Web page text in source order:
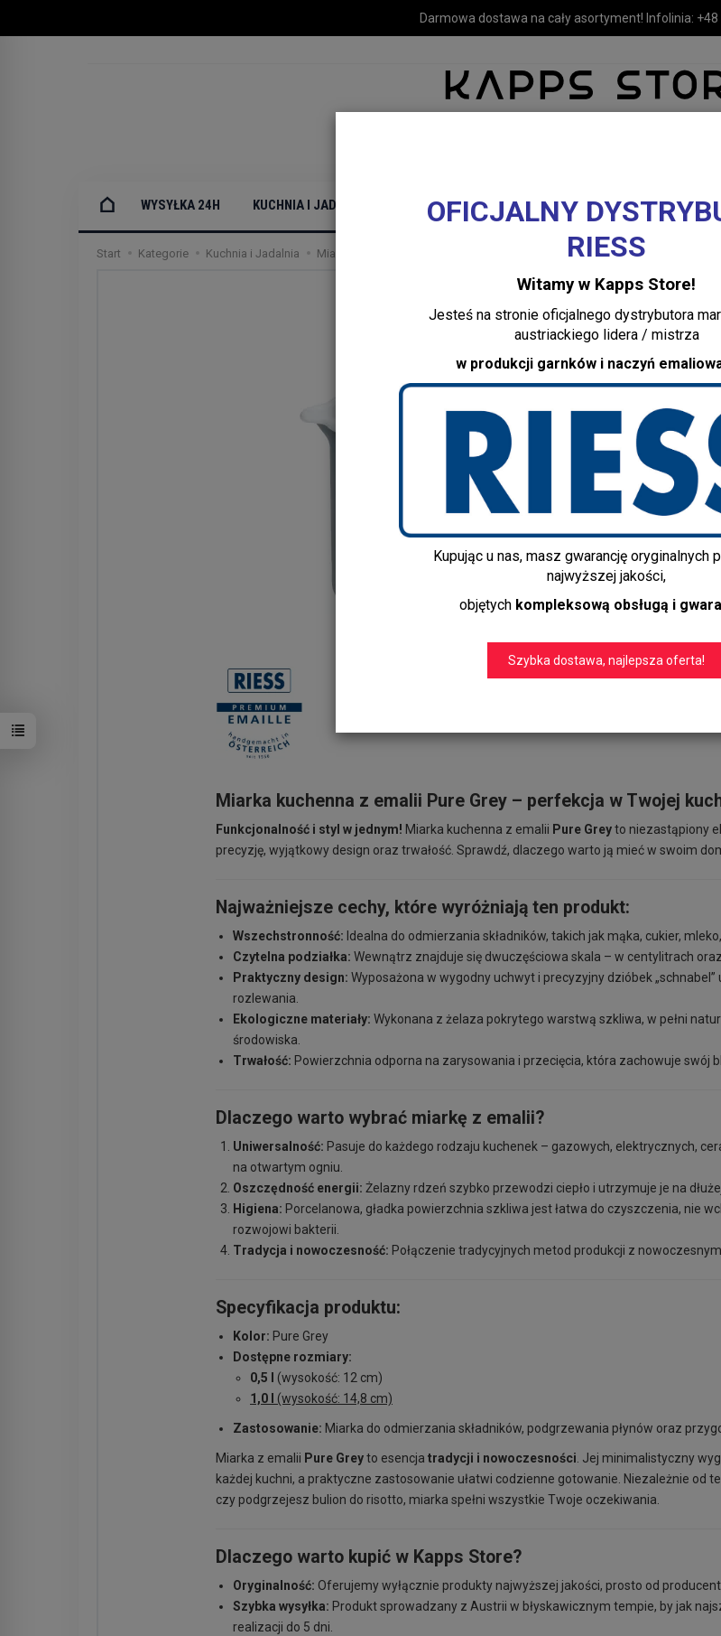
Darmowa dostawa na cały asortyment! Infolinia: +48
OFICJALNY
RIESS
Witamy w Kapps Store!
Jesteś na stronie oficjalnego dystrybutora
austriackiego lidera / mistrza
w produkcji garnków i naczyń
Kupując u nas, masz gwarancję oryginalnych
najwyższej jakości,
objętych kompleksową obsługą i
Szybka dostawa, najlepsza oferta!
WYSYŁKA 24H KUCHNIA I JADALNIA MEBLE LUSTRA I OŚWIETLENIE TEKSTYLIA I
Start Kategorie Kuchnia i Jadalnia Miarki i kanki emaliowane RIESS Miarka kuchenna z emalii 0,5 l
Miarka
Grey
kuchni
0337-065
Producent:Riess
Dostępność:
Czas realizacji:
Dostawa gratis!
+48 22 299 19
Materiał:
Rozmiar:0,5 l–
Miarka kuchenna z emalii Pure Grey – perfekcja w Twojej
Funkcjonalność i styl w jednym! Miarka kuchenna z emalii Pure Greyto niezastąpiony
precyzję, wyjątkowy design oraz trwałość. Sprawdź, dlaczego warto ją mieć w swoim
Najważniejsze cechy, które wyróżniają ten produkt:
Wszechstronność: Idealna do odmierzania składników, takich jak mąka, cukier,
Czytelna podziałka: Wewnątrz znajduje się dwuczęściowa skala – w centylitrach
Praktyczny design: Wyposażona w wygodny uchwyt i precyzyjny dzióbek
rozlewania.
Ekologiczne materiały: Wykonana z żelaza pokrytego warstwą szkliwa, w pełni
środowiska.
Trwałość: Powierzchnia odporna na zarysowania i przecięcia, która zachowuje swój
Dlaczego warto wybrać miarkę z emalii?
Uniwersalność: Pasuje do każdego rodzaju kuchenek – gazowych, elektrycznych,
na otwartym ogniu.
Oszczędność energii: Żelazny rdzeń szybko przewodzi ciepło i utrzymuje je na
Higiena: Porcelanowa, gładka powierzchnia szkliwa jest łatwa do czyszczenia, nie
rozwojowi bakterii.
Tradycja i nowoczesność: Połączenie tradycyjnych metod produkcji z
Specyfikacja produktu:
Kolor: Pure Grey
Dostępne rozmiary:
0,5 l
(wysokość: 12 cm)
1,0 l
(wysokość: 14,8 cm)
Zastosowanie: Miarka do odmierzania składników, podgrzewania płynów oraz
Miarka z emalii Pure Greyto esencja tradycji i nowoczesności . Jej minimalistyczny
każdej kuchni, a praktyczne zastosowanie ułatwi codzienne gotowanie. Niezależnie od
czy podgrzejesz bulion do risotto, miarka spełni wszystkie Twoje oczekiwania.
Dlaczego warto kupić w Kapps Store?
Oryginalność: Oferujemy wyłącznie produkty najwyższej jakości, prosto od
Szybka wysyłka: Produkt sprowadzany z Austrii w błyskawicznym tempie, by jak
realizacji do 5 dni.